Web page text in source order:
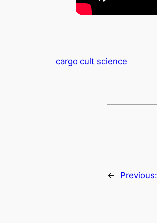
cargo cult science
← Previous: